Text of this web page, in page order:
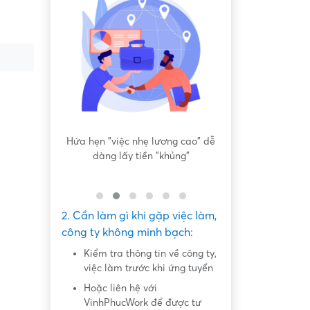
Hứa hẹn "việc nhẹ lương cao" dễ
dàng lấy tiền "khủng"
2. Cần làm gì khi gặp việc làm,
công ty không minh bạch:
Kiểm tra thông tin về công ty,
việc làm trước khi ứng tuyển
Hoặc liên hệ với
VinhPhucWork để được tư